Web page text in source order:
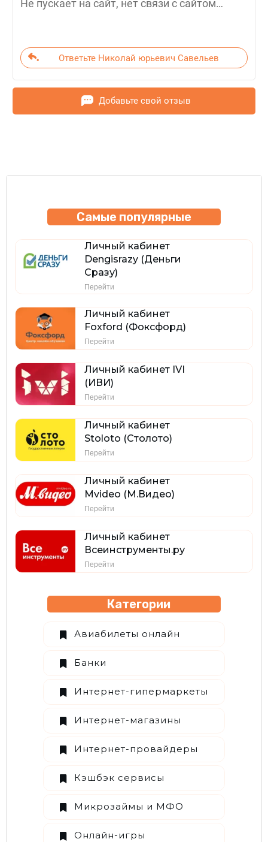
Не пускает на сайт, нет связи с сайтом…
Ответьте Николай юрьевич Савельев
Добавьте свой отзыв
Самые популярные
Личный кабинет
Dengisrazy (Деньги
Сразу)
Перейти
Личный кабинет
Foxford (Фоксфорд)
Перейти
Личный кабинет IVI
(ИВИ)
Перейти
Личный кабинет
Stoloto (Столото)
Перейти
Личный кабинет
Mvideo (М.Видео)
Перейти
Личный кабинет
Всеинструменты.ру
Перейти
Категории
Авиабилеты онлайн
Банки
Интернет-гипермаркеты
Интернет-магазины
Интернет-провайдеры
Кэшбэк сервисы
Микрозаймы и МФО
Онлайн-игры